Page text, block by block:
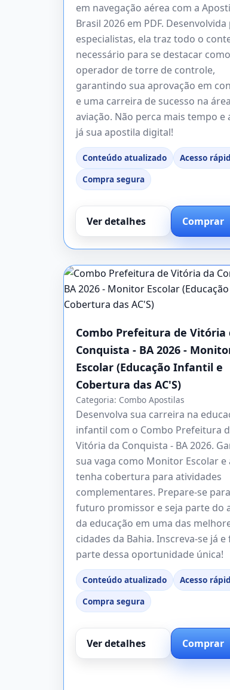
em navegação aérea com a
Brasil 2026 em PDF.
especialistas, ela traz todo o
necessário para se destacar como
operador de torre de controle,
garantindo sua aprovação em
e uma carreira de sucesso na
aviação. Não perca mais tempo e
já sua apostila digital!
Conteúdo atualizado
Acesso
Compra segura
Ver detalhes Comprar
Combo Prefeitura de Vitória
Conquista - BA 2026 -
Escolar (Educação Infantil e
Cobertura das AC'S)
Categoria: Combo Apostilas
Desenvolva sua carreira na
infantil com o Combo Prefeitura
Vitória da Conquista - BA 2026.
sua vaga como Monitor Escolar e
tenha cobertura para atividades
complementares. Prepare-se
futuro promissor e seja parte do
da educação em uma das
cidades da Bahia. Inscreva-se já e
parte dessa oportunidade única!
Conteúdo atualizado
Acesso
Compra segura
Ver detalhes Comprar